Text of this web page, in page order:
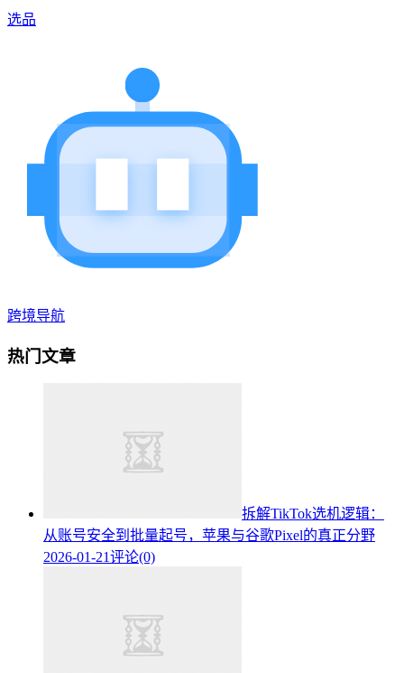
选品
跨境导航
热门文章
拆解TikTok选机逻辑：
从账号安全到批量起号，苹果与谷歌Pixel的真正分野
2026-01-21评论(0)